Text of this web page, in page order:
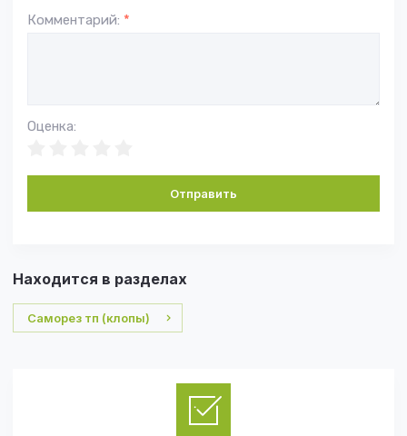
Комментарий: *
Оценка:
Отправить
Находится в разделах
Саморез тп (клопы)